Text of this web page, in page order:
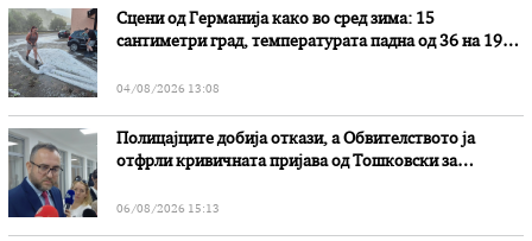
Сцени од Германија како во сред зима: 15
сантиметри град, температурата падна од 36 на 19
04/08/2026 13:08
Полицајците добија откази, а Обвителството ја
отфрли кривичната пријава од Тошковски за
06/08/2026 15:13